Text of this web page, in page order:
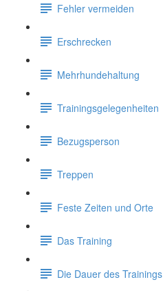
Fehler vermeiden
Erschrecken
Mehrhundehaltung
Trainingsgelegenheiten
Bezugsperson
Treppen
Feste Zeiten und Orte
Das Training
Die Dauer des Trainings